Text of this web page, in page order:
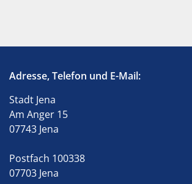
Adresse, Telefon und E-Mail:
Stadt Jena
Am Anger 15
07743 Jena
Postfach 100338
07703 Jena